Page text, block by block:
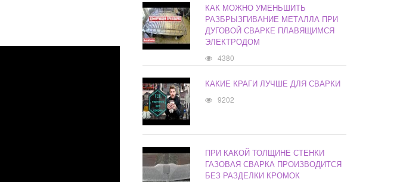
КАК МОЖНО УМЕНЬШИТЬ
РАЗБРЫЗГИВАНИЕ МЕТАЛЛА ПРИ
ДУГОВОЙ СВАРКЕ ПЛАВЯЩИМСЯ
ЭЛЕКТРОДОМ
4380
КАКИЕ КРАГИ ЛУЧШЕ ДЛЯ СВАРКИ
9202
ПРИ КАКОЙ ТОЛЩИНЕ СТЕНКИ
ГАЗОВАЯ СВАРКА ПРОИЗВОДИТСЯ
БЕЗ РАЗДЕЛКИ КРОМОК